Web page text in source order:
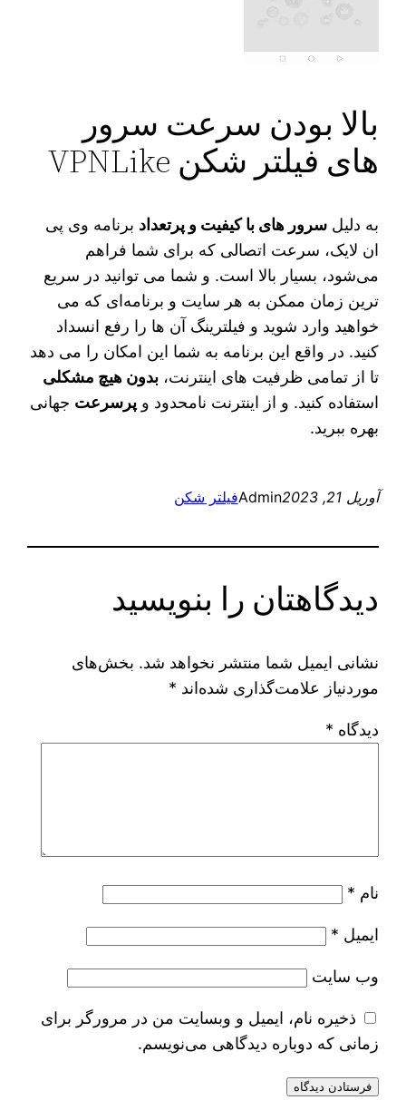
بالا بودن سرعت سرور
های فیلتر شکن VPNLike
به دلیلسرور های با کیفیت و پرتعداد برنامه وی پی
ان لایک، سرعت اتصالی که برای شما فراهم
می‌شود، بسیار بالا است. و شما می توانید در سریع
ترین زمان ممکن به هر سایت و برنامه‌ای که می‌
خواهید وارد شوید و فیلترینگ آن ها را رفع انسداد
کنید. در واقع این برنامه به شما این امکان را می‌ دهد
تا از تمامی ظرفیت‌ های اینترنت،بدون هیچ مشکلی
استفاده کنید. و از اینترنت نامحدود وپرسرعت جهانی
بهره ببرید.
آوریل 21, 2023 Adminفیلتر شکن
دیدگاهتان را بنویسید
نشانی ایمیل شما منتشر نخواهد شد. بخش‌های
موردنیاز علامت‌گذاری شده‌اند *
دیدگاه *
نام *
ایمیل *
وب‌ سایت
ذخیره نام، ایمیل و وبسایت من در مرورگر برای
زمانی که دوباره دیدگاهی می‌نویسم.